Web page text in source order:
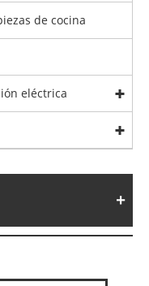
de cocina
eléctrica